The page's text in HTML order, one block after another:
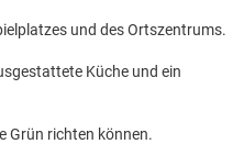
und des Ortszentrums.
Küche und ein
Grün richten können.